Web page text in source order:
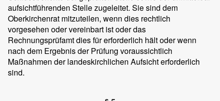
aufsichtführenden Stelle zugeleitet. Sie sind dem
Oberkirchenrat mitzuteilen, wenn dies rechtlich
vorgesehen oder vereinbart ist oder das
Rechnungsprüfamt dies für erforderlich hält oder wenn
nach dem Ergebnis der Prüfung voraussichtlich
Maßnahmen der landeskirchlichen Aufsicht erforderlich
sind.